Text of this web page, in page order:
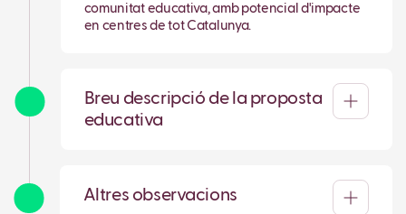
comunitat educativa, amb potencial d'impacte
en centres de tot Catalunya.
Breu descripció de la proposta
educativa
Altres observacions